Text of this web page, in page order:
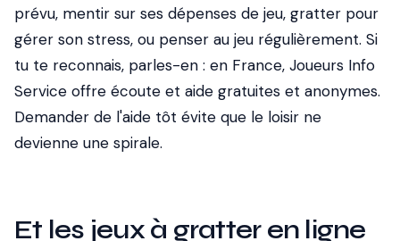
prévu, mentir sur ses dépenses de jeu, gratter pour
gérer son stress, ou penser au jeu régulièrement. Si
tu te reconnais, parles-en : en France, Joueurs Info
Service offre écoute et aide gratuites et anonymes.
Demander de l'aide tôt évite que le loisir ne
devienne une spirale.
Et les jeux à gratter en ligne